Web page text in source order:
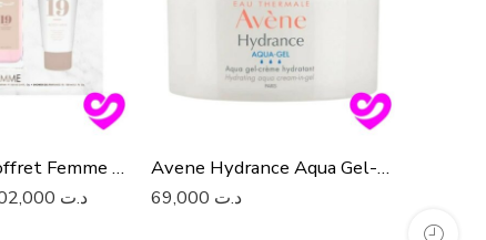
Iap Pharma Coffret Femme N19
د.ت
Avene Hydrance Aqua Gel-Creme Hydratant 50Ml
د.ت